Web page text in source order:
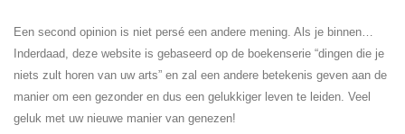
Een second opinion is niet persé een andere mening. Als je binnen…
Inderdaad, deze website is gebaseerd op de boekenserie “dingen die je
niets zult horen van uw arts” en zal een andere betekenis geven aan de
manier om een gezonder en dus een gelukkiger leven te leiden. Veel
geluk met uw nieuwe manier van genezen!